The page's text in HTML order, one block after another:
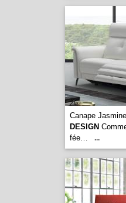
Canape
DESIGN
fée…
...